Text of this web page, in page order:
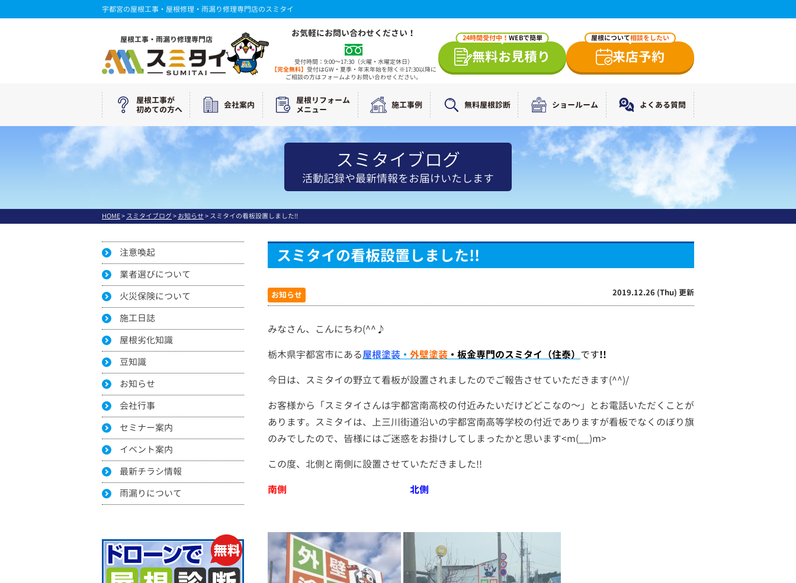
宇都宮の屋根工事・屋根修理・雨漏り修理専門店のスミタイ
屋根工事・雨漏り修理専門店
お気軽にお問い合わせください！
受付時間：9:00～17:30（火曜・水曜定休日）
【完全無料】 受付はGW・夏季・年末年始を除く※17:30以降に
ご相談の方はフォームよりお問い合わせください。
24時間受付中！ WEBで簡単
無料お見積り
屋根について相談をしたい
来店予約
屋根工事が
初めての方へ
会社案内
屋根リフォーム
メニュー
施工事例 無料屋根診断 ショールーム よくある質問
スミタイブログ
活動記録や最新情報をお届けいたします
HOME>スミタイブログ>お知らせ>スミタイの看板設置しました!!
スミタイの看板設置しました!!
お知らせ 2019.12.26 (Thu) 更新
みなさん、こんにちわ(^^♪
栃木県宇都宮市にある屋根塗装 ・ 外壁塗装 ・板金専門のスミタイ（住泰） です!!
今日は、スミタイの野立て看板が設置されましたのでご報告させていただきます(^^)/
お客様から「スミタイさんは宇都宮南高校の付近みたいだけどどこなの～」とお電話いただくことが
あります。スミタイは、上三川街道沿いの宇都宮南高等学校の付近でありますが看板でなくのぼり旗
のみでしたので、皆様にはご迷惑をお掛けしてしまったかと思います<m(__)m>
この度、北側と南側に設置させていただきました!!
南側
北側
注意喚起
業者選びについて
火災保険について
施工日誌
屋根劣化知識
豆知識
お知らせ
会社行事
セミナー案内
イベント案内
最新チラシ情報
雨漏りについて